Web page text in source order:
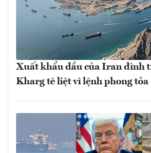
Xuất khẩu dầu của Iran đình
Kharg tê liệt vì lệnh phong tỏa